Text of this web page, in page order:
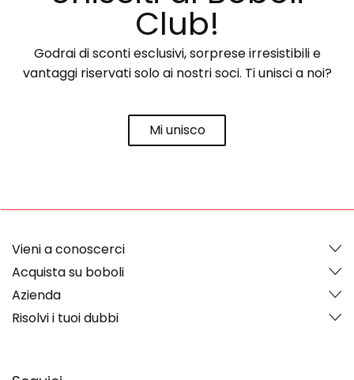
Club!
Godrai di sconti esclusivi, sorprese irresistibili e
vantaggi riservati solo ai nostri soci. Ti unisci a noi?
Mi unisco
Vieni a conoscerci
Acquista su boboli
Azienda
Risolvi i tuoi dubbi